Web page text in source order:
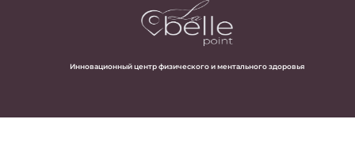
Инновационный центр физического и ментального здоровья